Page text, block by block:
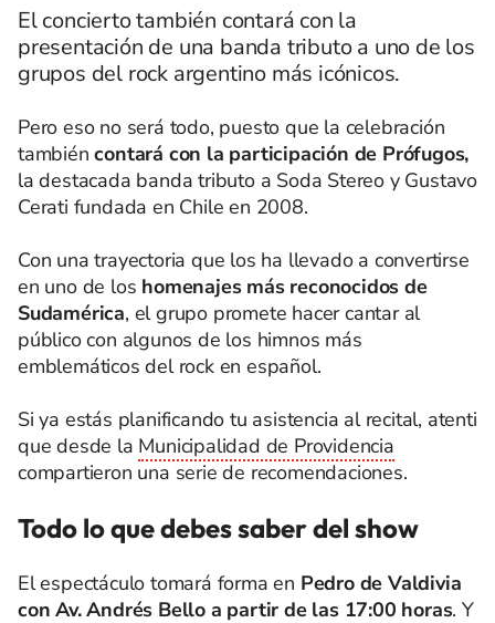
El concierto también contará con la
presentación de una banda tributo a uno de los
grupos del rock argentino más icónicos.
Pero eso no será todo, puesto que la celebración
tambiéncontará con la participación de Prófugos,
la destacada banda tributo a Soda Stereo y Gustavo
Cerati fundada en Chile en 2008.
Con una trayectoria que los ha llevado a convertirse
en uno de los homenajes más reconocidos de
Sudamérica, el grupo promete hacer cantar al
público con algunos de los himnos más
emblemáticos del rock en español.
Si ya estás planificando tu asistencia al recital, atenti
que desde la Municipalidad de Providencia
compartieron una serie de recomendaciones.
Todo lo que debes saber del show
El espectáculo tomará forma en Pedro de Valdivia
con Av. Andrés Bello a partir de las 17:00 horas. Y